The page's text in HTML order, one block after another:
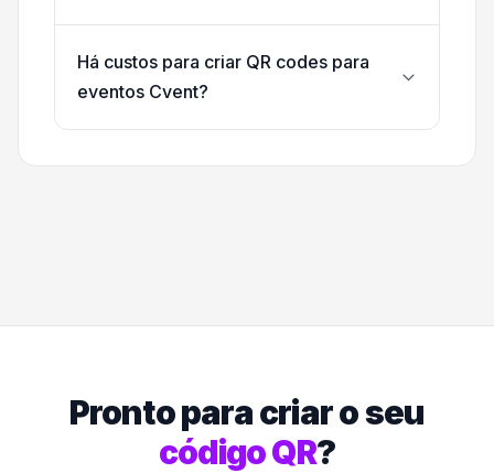
Há custos para criar QR codes para
eventos Cvent?
Pronto para criar o seu
código QR?